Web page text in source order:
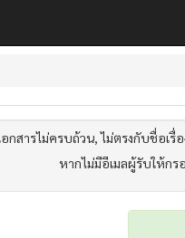
อกสารไม่ครบถ้วน, ไม่ตรงกับชื่อเ
หากไม่มีอีเมลผู้รับให้ก